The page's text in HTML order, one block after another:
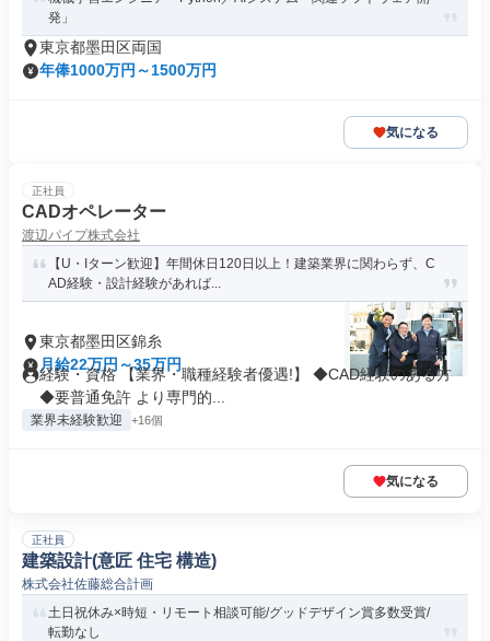
発」
東京都墨田区両国
年俸1000万円～1500万円
気になる
正社員
CADオペレーター
渡辺パイプ株式会社
【U・Iターン歓迎】年間休日120日以上！建築業界に関わらず、C
AD経験・設計経験があれば...
東京都墨田区錦糸
月給22万円～35万円
経験・資格 【業界・職種経験者優遇!】 ◆CAD経験のある方
◆要普通免許 より専門的...
業界未経験歓迎 +16個
気になる
正社員
建築設計(意匠 住宅 構造)
株式会社佐藤総合計画
土日祝休み×時短・リモート相談可能/グッドデザイン賞多数受賞/
転勤なし